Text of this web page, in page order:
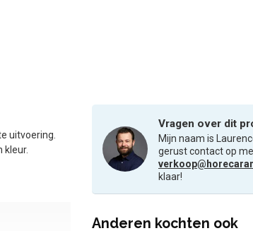
uitvoering.
kleur.
Vragen over dit
Mijn naam is
gerust contact op
klaar!
Anderen kochten ook